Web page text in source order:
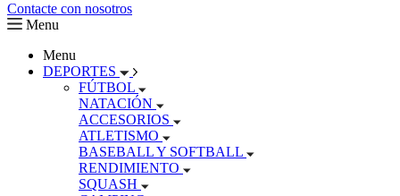
Contacte con nosotros
Menu
Menu
DEPORTES
FÚTBOL
NATACIÓN
ACCESORIOS
ATLETISMO
BASEBALL Y SOFTBALL
RENDIMIENTO
SQUASH